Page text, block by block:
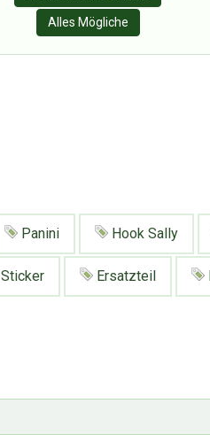
Alles Mögliche
Panini Hook Sally
Sticker Ersatzteil